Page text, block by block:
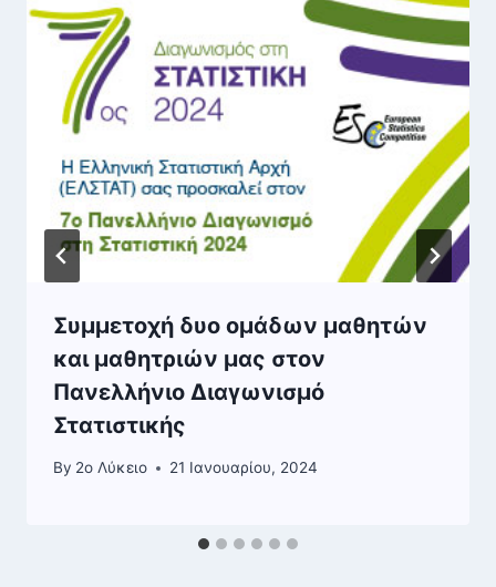
Συμμετοχή δυο ομάδων μαθητών
και μαθητριών μας στον
Πανελλήνιο Διαγωνισμό
Στατιστικής
By 2o Λύκειο 21 Ιανουαρίου, 2024